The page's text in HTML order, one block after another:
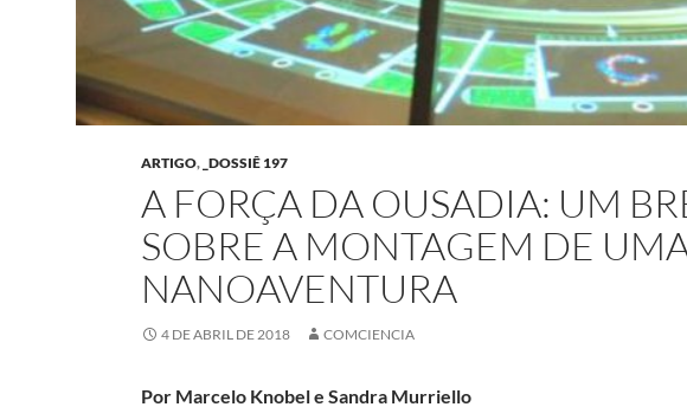
ARTIGO, _DOSSIÊ 197
A FORÇA DA OUSADIA: UM
SOBRE A MONTAGEM DE
NANOAVENTURA
4 DE ABRIL DE 2018 COMCIENCIA
Por Marcelo Knobel e Sandra Murriello